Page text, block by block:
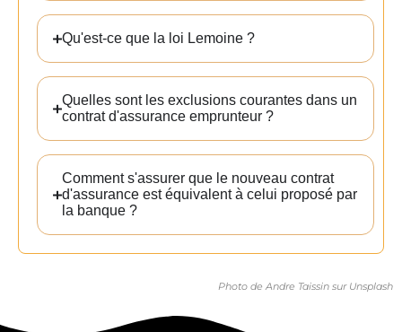
Qu'est-ce que la loi Lemoine ?
Quelles sont les exclusions courantes dans un
contrat d'assurance emprunteur ?
Comment s'assurer que le nouveau contrat
d'assurance est équivalent à celui proposé par
la banque ?
Photo deAndre Taissin sur Unsplash
En cliquant sur “Envoyer”, vous acceptez
que vos données soient utilisées par notre
ou par e-mail à propos de votre demande.
Retrouvez plus d’informations sur le
traitement de vos données dans notre
politique de confidentialité.